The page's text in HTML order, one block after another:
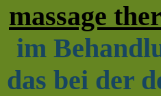
massage
im
das bei der